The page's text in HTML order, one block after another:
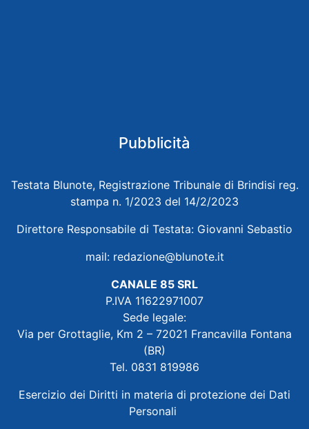
Pubblicità
Testata Blunote, Registrazione Tribunale di Brindisi reg.
stampa n. 1/2023 del 14/2/2023
Direttore Responsabile di Testata: Giovanni Sebastio
mail: redazione@blunote.it
CANALE 85 SRL
P.IVA 11622971007
Sede legale:
Via per Grottaglie, Km 2 – 72021 Francavilla Fontana
(BR)
Tel. 0831 819986
Esercizio dei Diritti in materia di protezione dei Dati
Personali